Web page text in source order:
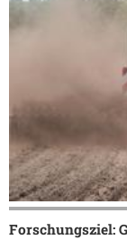
Forschungsziel: